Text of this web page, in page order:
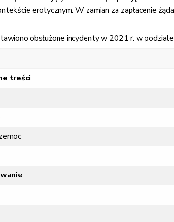
erotycznym. W zamian za zapłacenie
obsłużone incydenty w 2021 r. w
treści